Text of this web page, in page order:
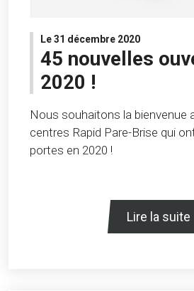
Le 31 décembre 2020
45 nouvelles
2020 !
Nous souhaitons la bienvenue
centres Rapid Pare-Brise qui
portes en 2020 !
Lire la suite